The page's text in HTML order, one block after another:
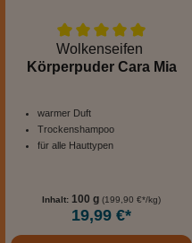
Wolkenseifen
Körperpuder Cara Mia
warmer Duft
Trockenshampoo
für alle Hauttypen
Inhalt: 100 g (199,90 €*/kg)
19,99 €*